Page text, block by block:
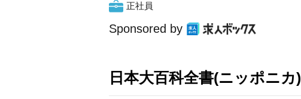
正社員
Sponsored by
日本大百科全書(ニッポニカ)